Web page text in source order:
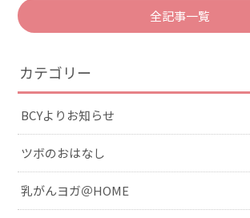
全記事一覧
カテゴリー
BCYよりお知らせ
ツボのおはなし
乳がんヨガ＠HOME